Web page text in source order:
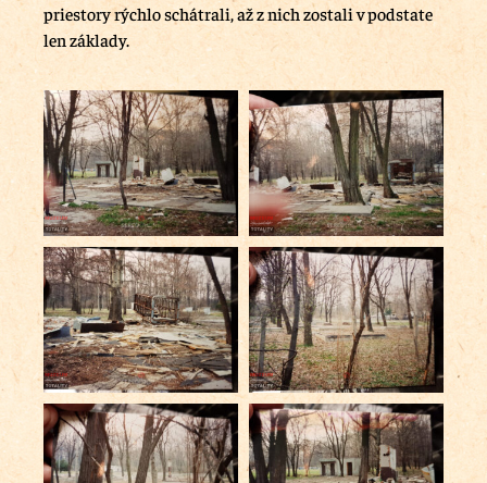
priestory rýchlo schátrali, až z nich zostali v podstate
len základy.